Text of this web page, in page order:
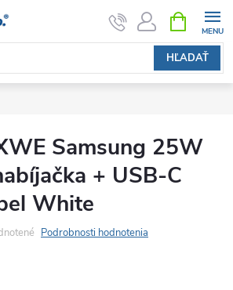
HĽADAŤ
KOŠÍK
Samsung 25W
+ USB-C
White
Podrobnosti hodnotenia